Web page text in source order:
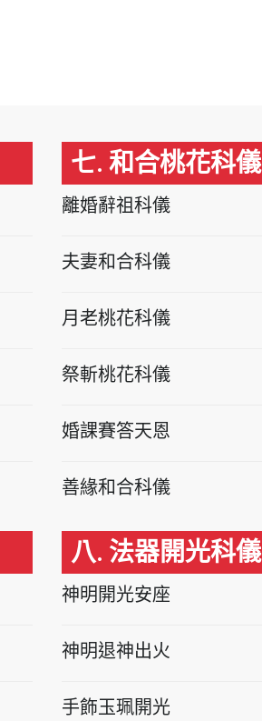
七. 和合桃花科儀
離婚辭祖科儀
夫妻和合科儀
月老桃花科儀
祭斬桃花科儀
婚課賽答天恩
善緣和合科儀
八. 法器開光科儀
神明開光安座
神明退神出火
手飾玉珮開光